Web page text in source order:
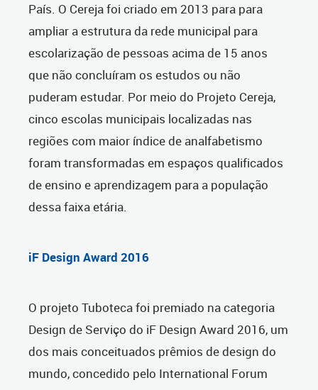
País. O Cereja foi criado em 2013 para para
ampliar a estrutura da rede municipal para
escolarização de pessoas acima de 15 anos
que não concluíram os estudos ou não
puderam estudar. Por meio do Projeto Cereja,
cinco escolas municipais localizadas nas
regiões com maior índice de analfabetismo
foram transformadas em espaços qualificados
de ensino e aprendizagem para a população
dessa faixa etária.
iF Design Award 2016
O projeto Tuboteca foi premiado na categoria
Design de Serviço do iF Design Award 2016, um
dos mais conceituados prêmios de design do
mundo, concedido pelo International Forum